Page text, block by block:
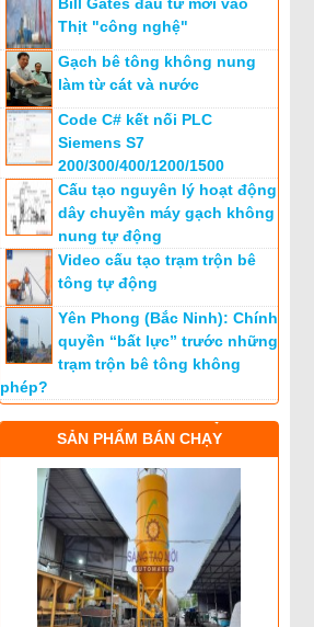
Thịt "công nghệ"
Gạch bê tông không nung
làm từ cát và nước
Code C# kết nối PLC
Siemens S7
200/300/400/1200/1500
Cấu tạo nguyên lý hoạt động
dây chuyền máy gạch không
nung tự động
Video cấu tạo trạm trộn bê
tông tự động
Yên Phong (Bắc Ninh): Chính
quyền “bất lực” trước những
trạm trộn bê tông không
phép?
SẢN PHẨM BÁN CHẠY